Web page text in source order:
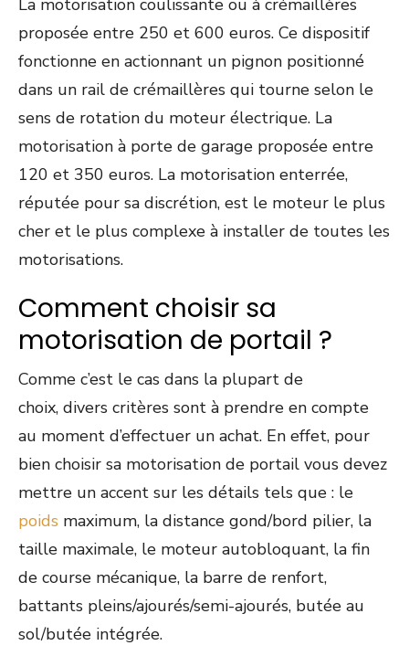
proposée entre 250 et 600 euros. Ce dispositif
fonctionne en actionnant un pignon positionné
dans un rail de crémaillères qui tourne selon le
sens de rotation du moteur électrique. La
motorisation à porte de garage proposée entre
120 et 350 euros. La motorisation enterrée,
réputée pour sa discrétion, est le moteur le plus
cher et le plus complexe à installer de toutes les
motorisations.
Comment choisir sa
motorisation de portail ?
Comme c’est le cas dans la plupart de
choix, divers critères sont à prendre en compte
au moment d’effectuer un achat. En effet, pour
bien choisir sa motorisation de portail vous devez
mettre un accent sur les détails tels que : le
poids maximum, la distance gond/bord pilier, la
taille maximale, le moteur autobloquant, la fin
de course mécanique, la barre de renfort,
battants pleins/ajourés/semi-ajourés, butée au
sol/butée intégrée.